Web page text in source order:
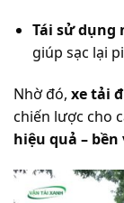
Tái sử dụng
giúp sạc lại
Nhờ đó, xe tải
chiến lược cho
hiệu quả –